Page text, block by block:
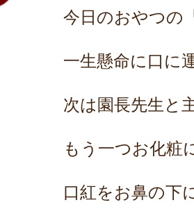
今日のおやつの
一生懸命に口に
次は園長先生と
もう一つお化粧
口紅をお鼻の下